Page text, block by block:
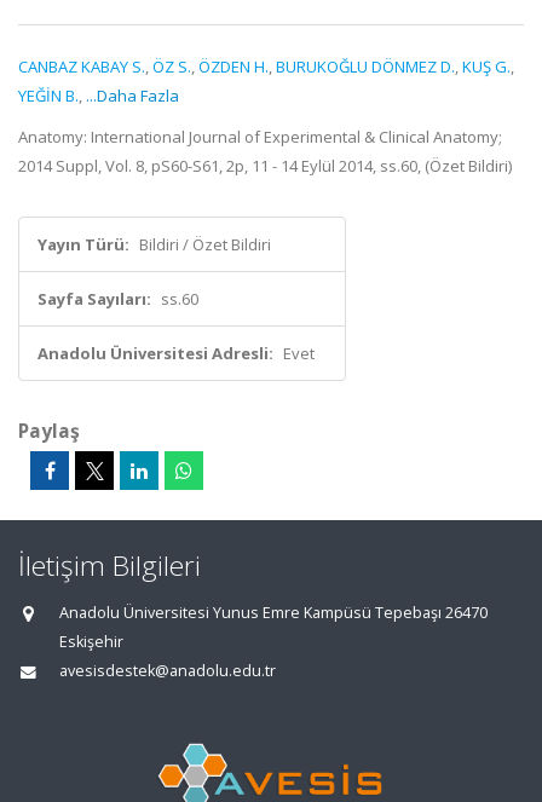
CANBAZ KABAY S.,ÖZ S.,ÖZDEN H.,BURUKOĞLU DÖNMEZ D.,KUŞ G.,
YEĞİN B., ...Daha Fazla
Anatomy: International Journal of Experimental & Clinical Anatomy;
2014 Suppl, Vol. 8, pS60-S61, 2p, 11 - 14 Eylül 2014, ss.60, (Özet Bildiri)
Yayın Türü: Bildiri / Özet Bildiri
Sayfa Sayıları: ss.60
Anadolu Üniversitesi Adresli: Evet
Paylaş
İletişim Bilgileri
Anadolu Üniversitesi Yunus Emre Kampüsü Tepebaşı 26470
Eskişehir
avesisdestek@anadolu.edu.tr